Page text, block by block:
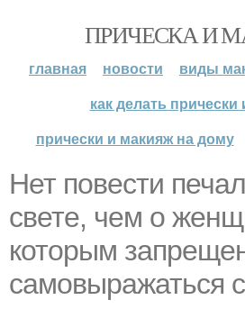
ПРИЧЕСКА И
главная новости
виды
как делать
прически и макияж на дому
Нет повести
свете, чем о
которым
самовыражаться